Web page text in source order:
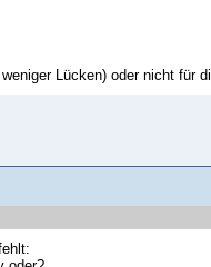
Lücken) oder nicht für